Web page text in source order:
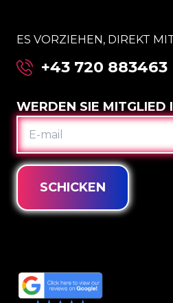
ES VORZIEHEN, DIREKT
+43 720 883463
WERDEN SIE MITGLIED
E-
MAIL
SCHICKEN